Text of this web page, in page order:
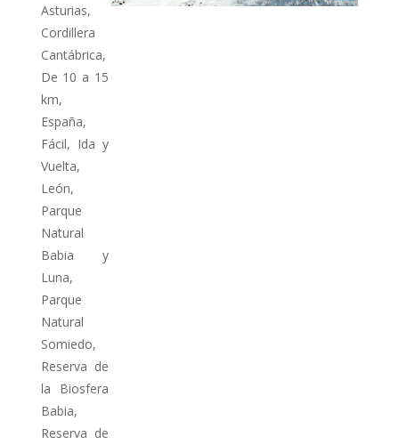
Asturias,
Cordillera
Cantábrica,
De 10 a 15
km,
España,
Fácil, Ida y
Vuelta,
León,
Parque
Natural
Babia y
Luna,
Parque
Natural
Somiedo,
Reserva de
la Biosfera
Babia,
Reserva de